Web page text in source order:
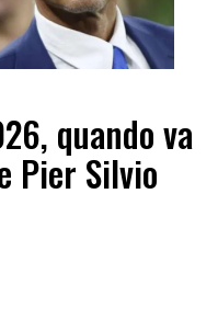
quando va
Pier Silvio